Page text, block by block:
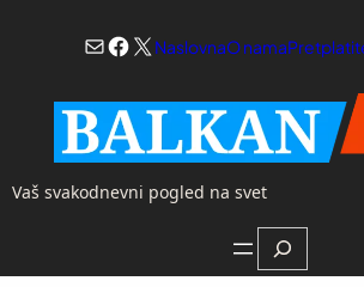
Mail
Facebook
X NaslovnaO nama
Vaš svakodnevni pogled na svet
Search